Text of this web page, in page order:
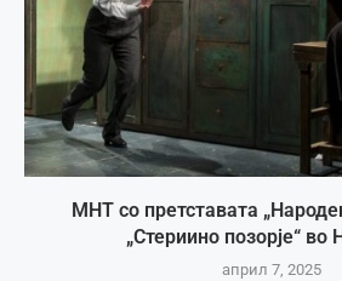
МНТ со претставата
„Стериино позорје“ во
април 7, 2025